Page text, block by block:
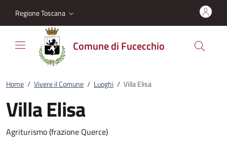
Regione Toscana
Comune di Fucecchio
Home / Vivere il Comune / Luoghi / Villa Elisa
Villa Elisa
Agriturismo (frazione Querce)